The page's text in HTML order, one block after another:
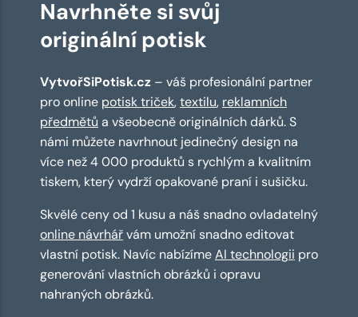
Navrhněte si svůj
originální potisk
VytvořSiPotisk.cz – váš profesionální partner
pro online potisk triček,textilu, reklamních
předmětů a všeobecně originálních dárků. S
námi můžete navrhnout jedinečný design na
více než 4 000 produktů s rychlým a kvalitním
tiskem, který vydrží opakované praní i sušičku.
Skvělé ceny od 1 kusu a náš snadno ovladatelný
online návrhářvám umožní snadno editovat
vlastní potisk. Navíc nabízímeAI technologii pro
generování vlastních obrázků i opravu
nahraných obrázků.